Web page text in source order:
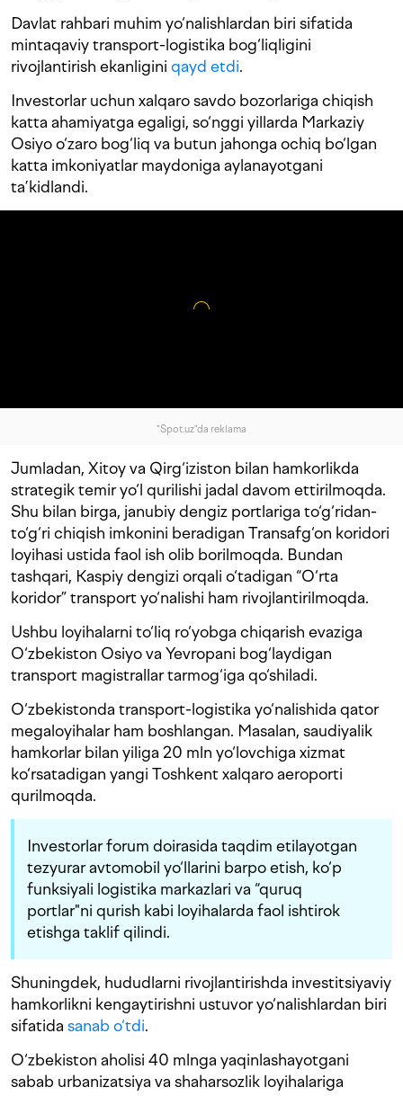
Davlat rahbari muhim yo‘nalishlardan biri sifatida
mintaqaviy transport-logistika bog‘liqligini
rivojlantirish ekanligini qayd etdi.
Investorlar uchun xalqaro savdo bozorlariga chiqish
katta ahamiyatga egaligi, so‘nggi yillarda Markaziy
Osiyo o‘zaro bog‘liq va butun jahonga ochiq bo‘lgan
katta imkoniyatlar maydoniga aylanayotgani
ta’kidlandi.
"Spot.uz"da reklama
Jumladan, Xitoy va Qirg‘iziston bilan hamkorlikda
strategik temir yo‘l qurilishi jadal davom ettirilmoqda.
Shu bilan birga, janubiy dengiz portlariga to‘g‘ridan-
to‘g‘ri chiqish imkonini beradigan Transafg‘on koridori
loyihasi ustida faol ish olib borilmoqda. Bundan
tashqari, Kaspiy dengizi orqali o‘tadigan “O‘rta
koridor” transport yo‘nalishi ham rivojlantirilmoqda.
Ushbu loyihalarni to‘liq ro‘yobga chiqarish evaziga
O‘zbekiston Osiyo va Yevropani bog‘laydigan
transport magistrallar tarmog‘iga qo‘shiladi.
O‘zbekistonda transport-logistika yo‘nalishida qator
megaloyihalar ham boshlangan. Masalan, saudiyalik
hamkorlar bilan yiliga 20 mln yo‘lovchiga xizmat
ko‘rsatadigan yangi Toshkent xalqaro aeroporti
qurilmoqda.
Investorlar forum doirasida taqdim etilayotgan
tezyurar avtomobil yo‘llarini barpo etish, ko‘p
funksiyali logistika markazlari va “quruq
portlar"ni qurish kabi loyihalarda faol ishtirok
etishga taklif qilindi.
Shuningdek, hududlarni rivojlantirishda investitsiyaviy
hamkorlikni kengaytirishni ustuvor yo‘nalishlardan biri
sifatida sanab o‘tdi.
O‘zbekiston aholisi 40 mlnga yaqinlashayotgani
sabab urbanizatsiya va shaharsozlik loyihalariga